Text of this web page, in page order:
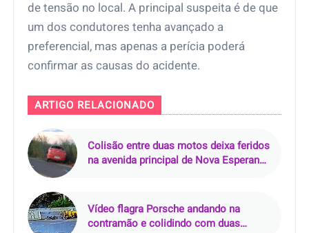
de tensão no local. A principal suspeita é de que
um dos condutores tenha avançado a
preferencial, mas apenas a perícia poderá
confirmar as causas do acidente.
ARTIGO RELACIONADO
Colisão entre duas motos deixa feridos
na avenida principal de Nova Esperança
Vídeo flagra Porsche andando na
contramão e colidindo com duas